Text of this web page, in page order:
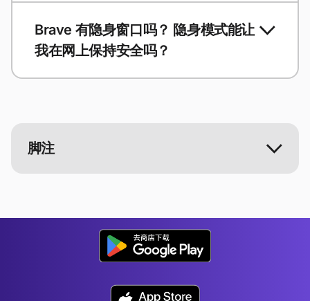
Brave 有隐身窗口吗？ 隐身模式能让
我在网上保持安全吗？
脚注